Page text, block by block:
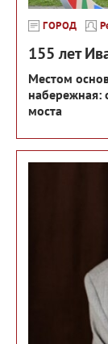
ГОРОД
155 лет
Местом
набережная:
моста